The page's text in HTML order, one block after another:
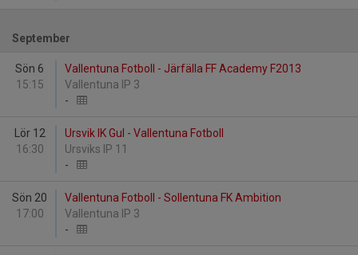
September
Sön 6
15:15
Vallentuna Fotboll - Järfälla FF Academy F2013
Vallentuna IP 3
-
Lör 12
16:30
Ursvik IK Gul - Vallentuna Fotboll
Ursviks IP 11
-
Sön 20
17:00
Vallentuna Fotboll - Sollentuna FK Ambition
Vallentuna IP 3
-